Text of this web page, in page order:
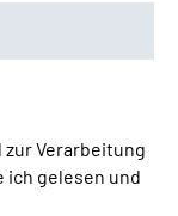
zur Verarbeitung
ich gelesen und